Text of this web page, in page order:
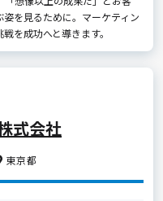
を見るために。マーケティン
を成功へと導きます。
式会社
東京都